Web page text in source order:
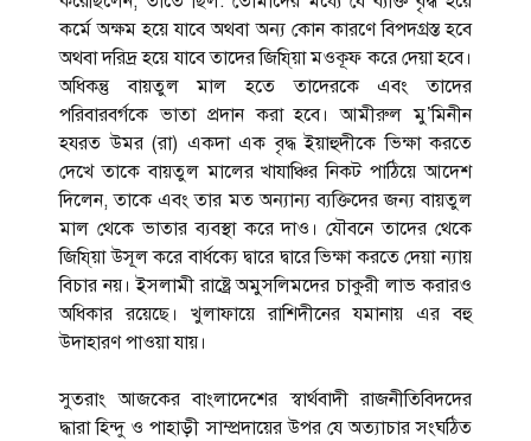
কর্মে অক্ষম হয়ে যাবে অথবা অন্য কোন কারণে বিপদগ্রস্ত হবে
অথবা দরিদ্র হয়ে যাবে তাদের জিযি্য়া মওকূফ করে দেয়া হবে।
অধিকন্তু বায়তুল মাল হতে তাদেরকে এবং তাদের
পরিবারবর্গকে ভাতা প্রদান করা হবে। আমীরুল মু’মিনীন
হযরত উমর (রা) একদা এক বৃদ্ধ ইয়াহুদীকে ভিক্ষা করতে
দেখে তাকে বায়তুল মালের খাযাঞ্চির নিকট পাঠিয়ে আদেশ
দিলেন, তাকে এবং তার মত অন্যান্য ব্যক্তিদের জন্য বায়তুল
মাল থেকে ভাতার ব্যবস্থা করে দাও। যৌবনে তাদের থেকে
জিযি্য়া উসূল করে বার্ধক্যে দ্বারে দ্বারে ভিক্ষা করতে দেয়া ন্যায়
বিচার নয়। ইসলামী রাষ্ট্রে অমুসলিমদের চাকুরী লাভ করারও
অধিকার রয়েছে। খুলাফায়ে রাশিদীনের যমানায় এর বহু
উদাহারণ পাওয়া যায়।
সুতরাং আজকের বাংলাদেশের স্বার্থবাদী রাজনীতিবিদদের
দ্ধারা হিন্দু ও পাহাড়ী সাম্প্রদায়ের উপর যে অত্যাচার সংঘঠিত